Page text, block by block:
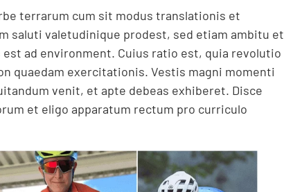
terrarum cum sit modus translationis et
saluti valetudinique prodest, sed etiam ambitu et
ad environment. Cuius ratio est, quia revolutio
quaedam exercitationis. Vestis magni momenti
venit, et apte debeas exhiberet. Disce
et eligo apparatum rectum pro curriculo